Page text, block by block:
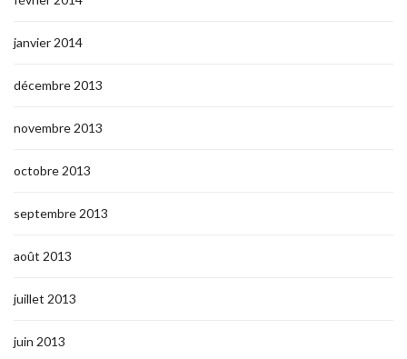
janvier 2014
décembre 2013
novembre 2013
octobre 2013
septembre 2013
août 2013
juillet 2013
juin 2013